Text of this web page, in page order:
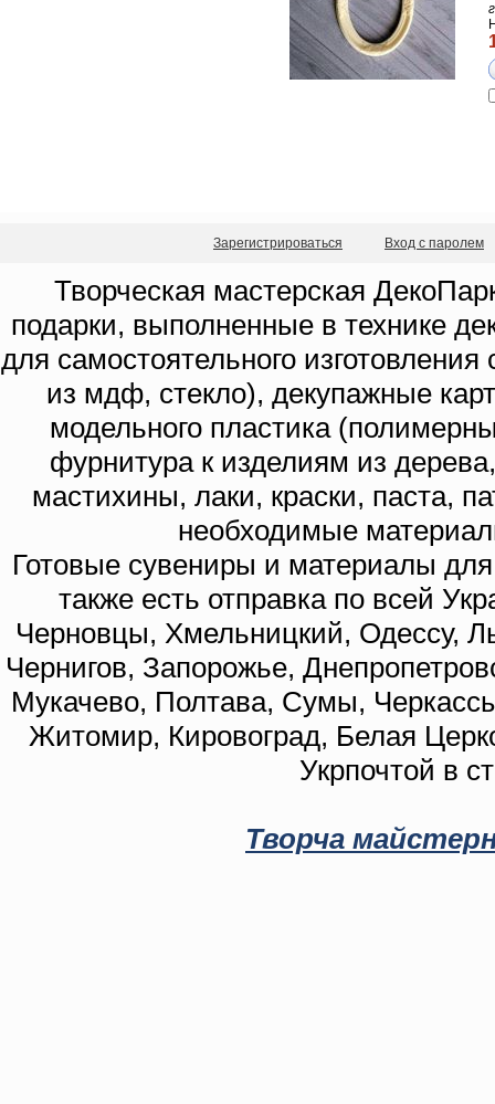
Зарегистрироваться Вход с паролем
Творческая мастерская
подарки, выполненные в технике
для самостоятельного
из мдф, стекло), декупажные
модельного пластика
фурнитура к изделиям из
мастихины, лаки, краски, паста,
необходимые
Готовые сувениры и материалы
также есть отправка по всей
Черновцы, Хмельницкий, Одессу,
Чернигов, Запорожье,
Мукачево, Полтава, Сумы,
Житомир, Кировоград, Белая
Укрпочтой в
Творча